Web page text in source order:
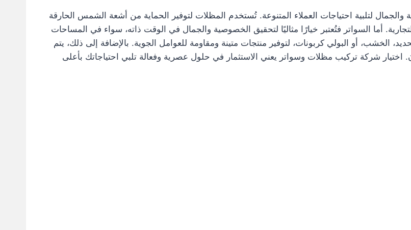
لتلبية احتياجات العملاء المتنوعة. تُستخدم المظلات لتوفير الحماية من أشعة الشمس الحارقة
أما السواتر فتُعتبر خيارًا مثاليًا لتحقيق الخصوصية والجمال في الوقت ذاته، سواء في المساحات
الخشب، أو البولي كربونات، لتوفير منتجات متينة ومقاومة للعوامل الجوية. بالإضافة إلى ذلك، يتم
شركة تركيب مظلات وسواتر يعني الاستثمار في حلول عصرية وفعالة تلبي احتياجاتك بأعلى